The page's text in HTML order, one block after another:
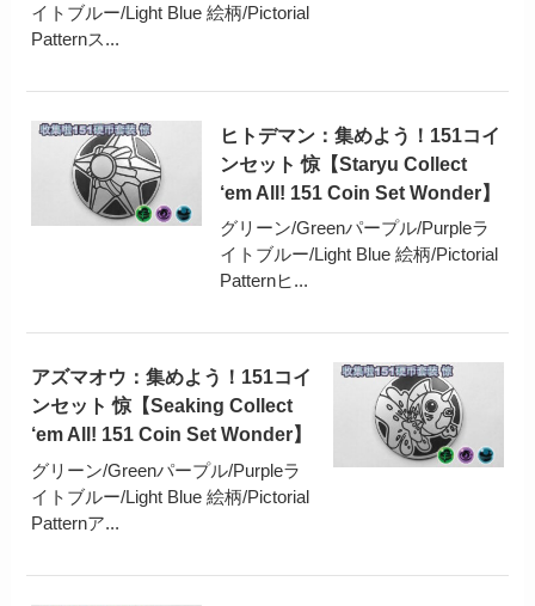
イトブルー/Light Blue 絵柄/Pictorial
Patternス...
ヒトデマン：集めよう！151コイ
ンセット 惊【Staryu Collect
‘em All! 151 Coin Set Wonder】
グリーン/Greenパープル/Purpleラ
イトブルー/Light Blue 絵柄/Pictorial
Patternヒ...
アズマオウ：集めよう！151コイ
ンセット 惊【Seaking Collect
‘em All! 151 Coin Set Wonder】
グリーン/Greenパープル/Purpleラ
イトブルー/Light Blue 絵柄/Pictorial
Patternア...